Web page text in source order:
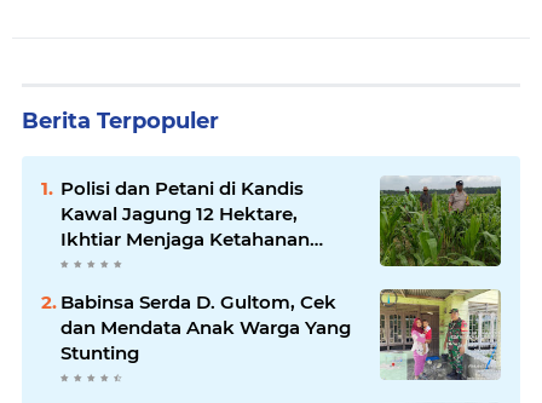
Berita Terpopuler
Polisi dan Petani di Kandis
Kawal Jagung 12 Hektare,
Ikhtiar Menjaga Ketahanan
Pangan
Babinsa Serda D. Gultom, Cek
dan Mendata Anak Warga Yang
Stunting